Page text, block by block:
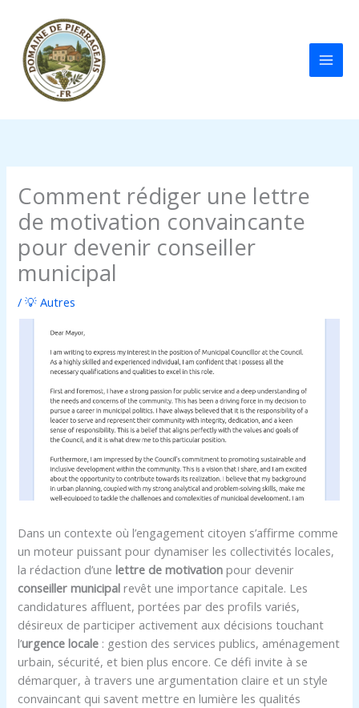
contenu
Comment rédiger une lettre
de motivation convaincante
pour devenir conseiller
municipal
/💡 Autres
Dans un contexte où l’engagement citoyen s’affirme comme
un moteur puissant pour dynamiser les collectivités locales,
la rédaction d’unelettre de motivation pour devenir
conseiller municipal revêt une importance capitale. Les
candidatures affluent, portées par des profils variés,
désireux de participer activement aux décisions touchant
l’urgence locale : gestion des services publics, aménagement
urbain, sécurité, et bien plus encore. Ce défi invite à se
démarquer, à travers une argumentation claire et un style
convaincant qui savent mettre en lumière les qualités